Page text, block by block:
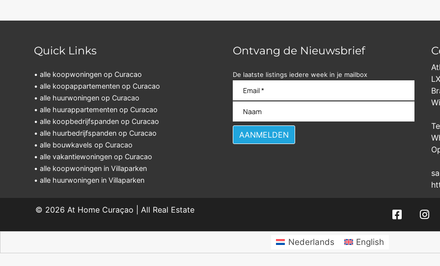
Quick Links
• alle koopwoningen op Curacao
• alle koopappartementen op Curacao
• alle huurwoningen op Curacao
• alle huurappartementen op Curacao
• alle koopbedrijfspanden op Curacao
• alle huurbedrijfspanden op Curacao
• alle bouwkavels op Curacao
• alle vakantiewoningen op Curacao
• alle koopwoningen in Villaparken
• alle huurwoningen in Villaparken
Ontvang de Nieuwsbrief
De laatste listings iedere week in je mailbox
© 2026 At Home Curaçao | All Real Estate
Nederlands English